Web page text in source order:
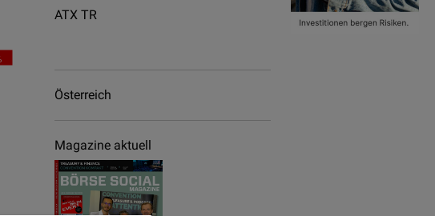
ATX TR
Österreich
Magazine aktuell